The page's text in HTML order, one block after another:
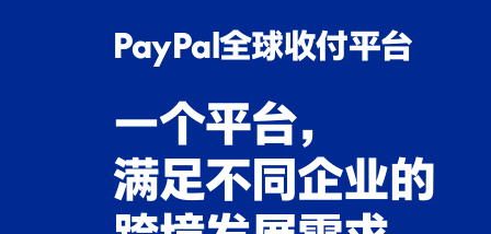
PayPal全球收付平台
一个平台，
满足不同企业的